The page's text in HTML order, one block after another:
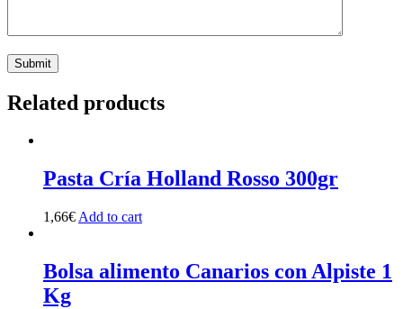
Related products
Pasta Cría Holland Rosso 300gr
1,66€ Add to cart
Bolsa alimento Canarios con Alpiste 1
Kg